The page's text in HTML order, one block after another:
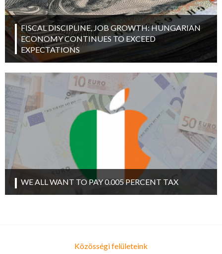
FISCAL DISCIPLINE, JOB GROWTH: HUNGARIAN
ECONOMY CONTINUES TO EXCEED
EXPECTATIONS
WE ALL WANT TO PAY 0.005 PERCENT TAX
Közösségi felületeink